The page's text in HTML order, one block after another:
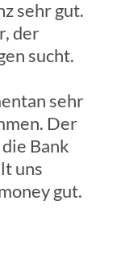
sehr gut.
der
sucht.
sehr
Der
Bank
uns
gut.